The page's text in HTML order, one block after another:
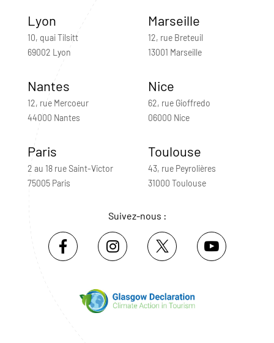
Lyon
10, quai Tilsitt
69002 Lyon
Marseille
12, rue Breteuil
13001 Marseille
Nantes
12, rue Mercoeur
44000 Nantes
Nice
62, rue Gioffredo
06000 Nice
Paris
2 au 18 rue Saint-Victor
75005 Paris
Toulouse
43, rue Peyrolières
31000 Toulouse
Suivez-nous :